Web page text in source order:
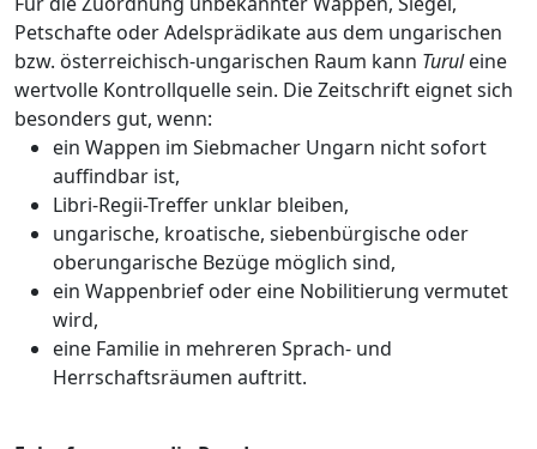
Petschafte oder Adelsprädikate aus dem ungarischen
bzw. österreichisch-ungarischen Raum kann Turuleine
wertvolle Kontrollquelle sein. Die Zeitschrift eignet sich
besonders gut, wenn:
ein Wappen im Siebmacher Ungarn nicht sofort
auffindbar ist,
Libri-Regii-Treffer unklar bleiben,
ungarische, kroatische, siebenbürgische oder
oberungarische Bezüge möglich sind,
ein Wappenbrief oder eine Nobilitierung vermutet
wird,
eine Familie in mehreren Sprach- und
Herrschaftsräumen auftritt.